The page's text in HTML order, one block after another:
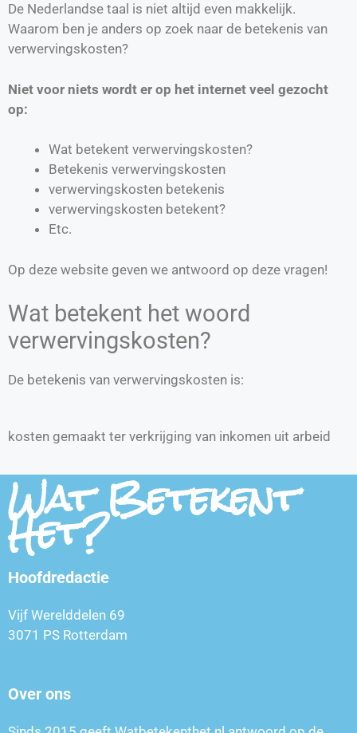
De Nederlandse taal is niet altijd even makkelijk.
Waarom ben je anders op zoek naar de betekenis van
verwervingskosten?
Niet voor niets wordt er op het internet veel gezocht
op:
Wat betekent verwervingskosten?
Betekenis verwervingskosten
verwervingskosten betekenis
verwervingskosten betekent?
Etc.
Op deze website geven we antwoord op deze vragen!
Wat betekent het woord
verwervingskosten?
De betekenis van verwervingskosten is:
kosten gemaakt ter verkrijging van inkomen uit arbeid
Wat Betekent
Het?
Hoofdredactie
Vijf Werelddelen 69
3071 PS Rotterdam
Over ons